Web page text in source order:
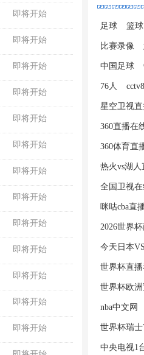
即将开始
即将开始
即将开始
即将开始
即将开始
即将开始
即将开始
即将开始
即将开始
即将开始
即将开始
即将开始
即将开始
足球 篮球
比赛录像
中国足球
76人
星空卫视直
360直播在
360体育直
热火vs湖人
全国卫视
咪咕cba直
2026世界
今天日本
世界杯直播
世界杯欧
nba中文网
世界杯瑞
中央电视1